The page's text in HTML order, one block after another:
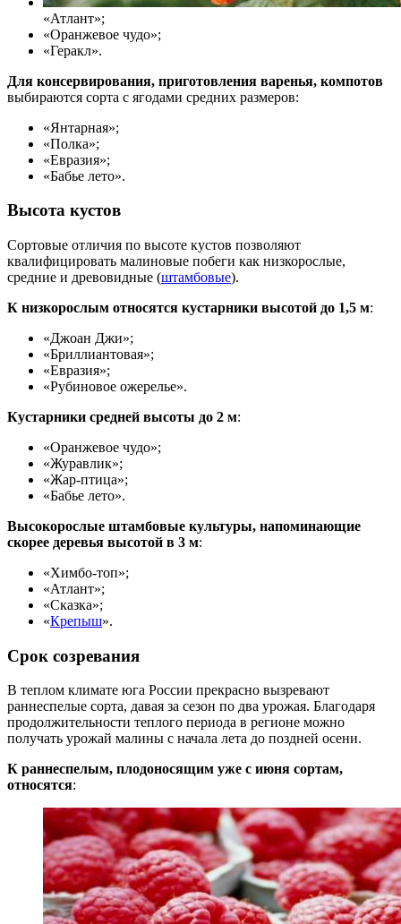
«Атлант»;
«Оранжевое чудо»;
«Геракл».
Для консервирования, приготовления варенья, компотов
выбираются сорта с ягодами средних размеров:
«Янтарная»;
«Полка»;
«Евразия»;
«Бабье лето».
Высота кустов
Сортовые отличия по высоте кустов позволяют
квалифицировать малиновые побеги как низкорослые,
средние и древовидные (штамбовые).
К низкорослым относятся кустарники высотой до 1,5 м:
«Джоан Джи»;
«Бриллиантовая»;
«Евразия»;
«Рубиновое ожерелье».
Кустарники средней высоты до 2 м:
«Оранжевое чудо»;
«Журавлик»;
«Жар-птица»;
«Бабье лето».
Высокорослые штамбовые культуры, напоминающие
скорее деревья высотой в 3 м:
«Химбо-топ»;
«Атлант»;
«Сказка»;
«Крепыш».
Срок созревания
В теплом климате юга России прекрасно вызревают
раннеспелые сорта, давая за сезон по два урожая. Благодаря
продолжительности теплого периода в регионе можно
получать урожай малины с начала лета до поздней осени.
К раннеспелым, плодоносящим уже с июня сортам,
относятся: